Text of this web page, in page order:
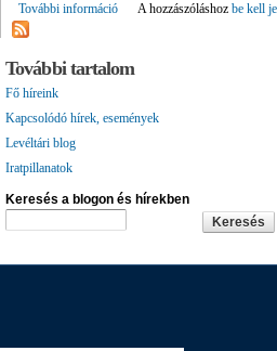
További információ A Tanácsköztársaság
A hozzászóláshoz be kell
További tartalom
Fő híreink
Kapcsolódó hírek, események
Levéltári blog
Iratpillanatok
Keresés a blogon és hírekben